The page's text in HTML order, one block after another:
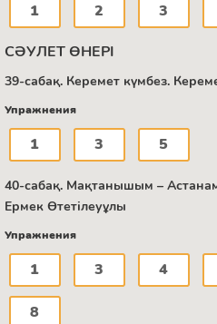
1 2 3
СӘУЛЕТ ӨНЕРІ
39-сабақ. Керемет күмбез.
Упражнения
1 3 5
40-сабақ. Мақтанышым –
Ермек Өтетілеуұлы
Упражнения
1 3 4
8